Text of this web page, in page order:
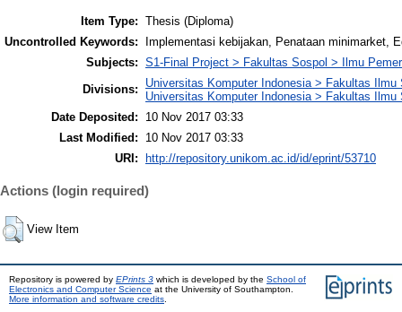
Item Type: Thesis (Diploma)
Uncontrolled Keywords:
Implementasi kebijakan, Penataan minimarket,
Subjects: S1-Final Project > Fakultas Sospol > Ilmu
Divisions:
Universitas Komputer Indonesia > Fakultas
Universitas Komputer Indonesia > Fakultas
Date Deposited:
10 Nov 2017 03:33
Last Modified:
10 Nov 2017 03:33
URI:
http://repository.unikom.ac.id/id/eprint/53710
Actions (login required)
View Item
Repository is powered by EPrints 3 which is developed by the School of
Electronics and Computer Science at the University of Southampton.
More information and software credits